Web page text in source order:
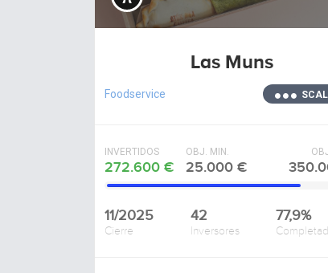
Las Muns
Foodservice
INVERTIDOS
272.600 €
OBJ. MIN.
25.000 €
11/2025
Cierre
42
Inversores
77,9%